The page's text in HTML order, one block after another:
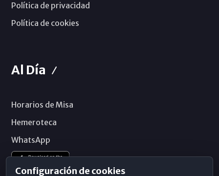
Política de privacidad
Política de cookies
Al Día
Horarios de Misa
Hemeroteca
WhatsApp
Configuración de cookies